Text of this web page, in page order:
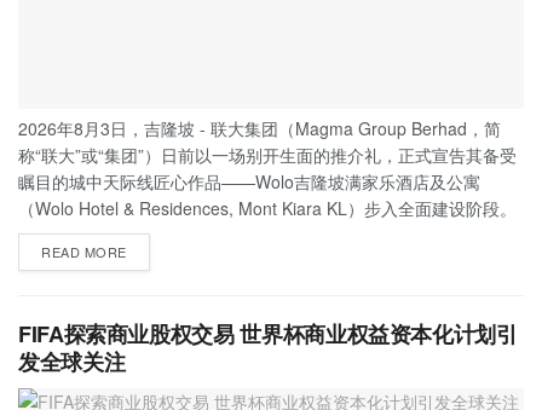
2026年8月3日，吉隆坡 - 联大集团（Magma Group Berhad，简
称“联大”或“集团”）日前以一场别开生面的推介礼，正式宣告其备受
瞩目的城中天际线匠心作品——Wolo吉隆坡满家乐酒店及公寓
（Wolo Hotel & Residences, Mont Kiara KL）步入全面建设阶段。
READ MORE
FIFA探索商业股权交易 世界杯商业权益资本化计划引
发全球关注